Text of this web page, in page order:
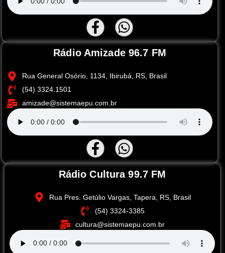
Rádio Amizade 96.7 FM
Rua General Osório, 1134, Ibirubá, RS, Brasil
(54) 3324.1501
amizade@sistemaepu.com.br
Rádio Cultura 99.7 FM
Rua Pres. Getúlio Vargas, Tapera, RS, Brasil
(54) 3324-3385
cultura@sistemaepu.com.br